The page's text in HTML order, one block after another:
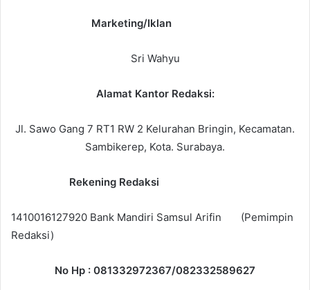
Marketing/Iklan
Sri Wahyu
Alamat Kantor Redaksi:
Jl. Sawo Gang 7 RT1 RW 2 Kelurahan Bringin, Kecamatan.
Sambikerep, Kota. Surabaya.
Rekening Redaksi
1410016127920 Bank Mandiri Samsul Arifin (Pemimpin
Redaksi)
No Hp : 081332972367/082332589627